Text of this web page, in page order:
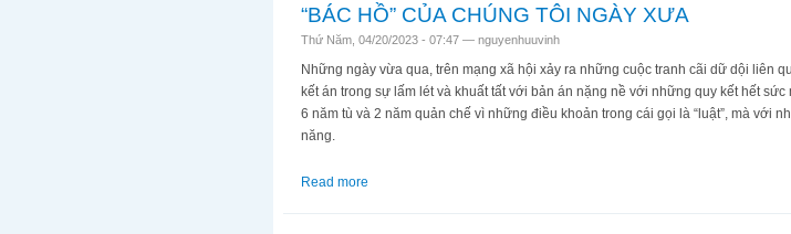
“BÁC HỒ” CỦA CHÚNG TÔI NGÀY XƯA
Thứ Năm, 04/20/2023 - 07:47 — nguyenhuuvinh
Những ngày vừa qua, trên mạng xã hội xảy ra những cuộc tranh cãi dữ dội liên
kết án trong sự lấm lét và khuất tất với bản án nặng nề với những quy kết hết
6 năm tù và 2 năm quản chế vì những điều khoản trong cái gọi là “luật”, mà với
năng.
Read more